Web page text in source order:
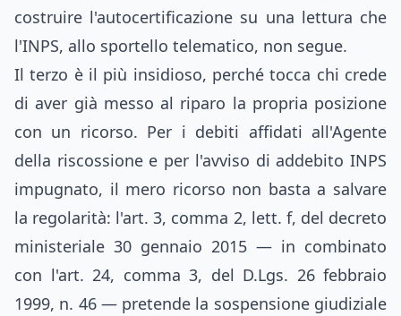
costruire l'autocertificazione su una lettura che
l'INPS, allo sportello telematico, non segue.
Il terzo è il più insidioso, perché tocca chi crede
di aver già messo al riparo la propria posizione
con un ricorso. Per i debiti affidati all'Agente
della riscossione e per l'avviso di addebito INPS
impugnato, il mero ricorso non basta a salvare
la regolarità: l'art. 3, comma 2, lett. f, del decreto
ministeriale 30 gennaio 2015 — in combinato
con l'art. 24, comma 3, del D.Lgs. 26 febbraio
1999, n. 46 — pretende la sospensione giudiziale